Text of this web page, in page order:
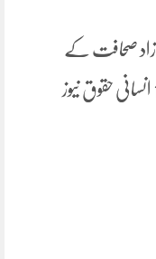
آزاد صحافت کے
فروغ کے لیے HRNW – دنیا کا نمبر 1 انسانی حقوق نیوز